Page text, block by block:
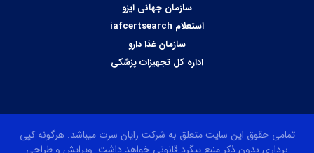
سازمان جهانی ایزو
استعلام iafcertsearch
سازمان غذا دارو
اداره کل تجهیزات پزشکی
تمامی حقوق این سایت متعلق به شرکت رایان سرت میباشد. هرگونه کپی
برداری بدون ذکر منبع پیگرد قانونی خواهد داشت. ویرایش و طراحی